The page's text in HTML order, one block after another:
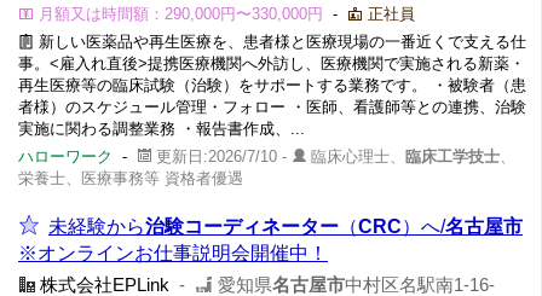
月額又は時間額：290,000円〜330,000円 -
正社員
新しい医薬品や再生医療を、患者様と医療現場の一番近くで支える仕
事。<雇入れ直後>提携医療機関へ外訪し、医療機関で実施される新薬・
再生医療等の臨床試験（治験）をサポートする業務です。 ・被験者（患
者様）のスケジュール管理・フォロー ・医師、看護師等との連携、治験
実施に関わる調整業務 ・報告書作成、...
ハローワーク
- 更新日:2026/7/10 - 臨床心理士、 臨床工学技士
栄養士、医療事務等 資格者優遇
未経験から治験コーディネーター （CRC）へ/名古屋市
※オンラインお仕事説明会開催中！
株式会社EPLink - 愛知県名古屋市中村区名駅南1-16-